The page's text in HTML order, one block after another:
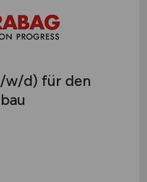
w/d) für den